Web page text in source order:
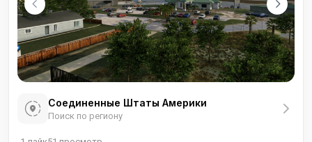
Соединенные Штаты Америки
Поиск по региону